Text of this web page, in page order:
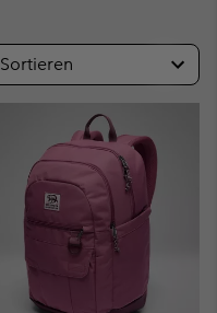
Sortieren